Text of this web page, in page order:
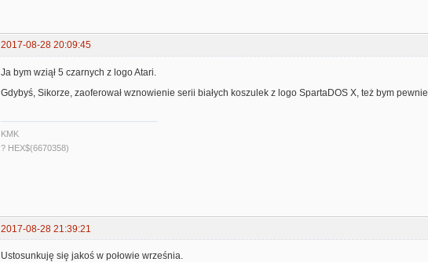
2017-08-28 20:09:45
Ja bym wziął 5 czarnych z logo Atari.
Gdybyś, Sikorze, zaoferował wznowienie serii białych koszulek z logo SpartaDOS X, też bym
KMK
? HEX$(6670358)
2017-08-28 21:39:21
Ustosunkuję się jakoś w połowie września.